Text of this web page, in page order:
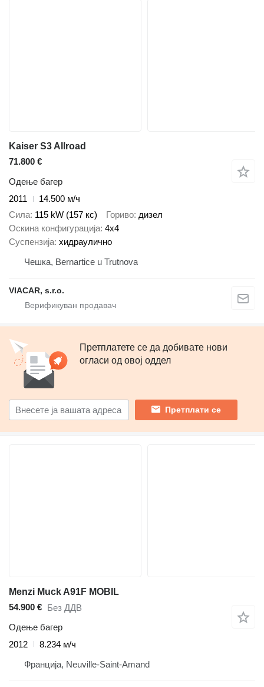
Kaiser S3 Allroad
71.800 €
Одење багер
2011
14.500 м/ч
Сила 115 kW (157 кс) Гориво дизел
Оскина конфигурација 4x4
Суспензија хидраулично
Чешка, Bernartice u Trutnova
VIACAR, s.r.o.
Претплатете се да добивате нови
огласи од овој оддел
Претплати се
Menzi Muck A91F MOBIL
54.900 € Без ДДВ
Одење багер
2012
8.234 м/ч
Франција, Neuville-Saint-Amand